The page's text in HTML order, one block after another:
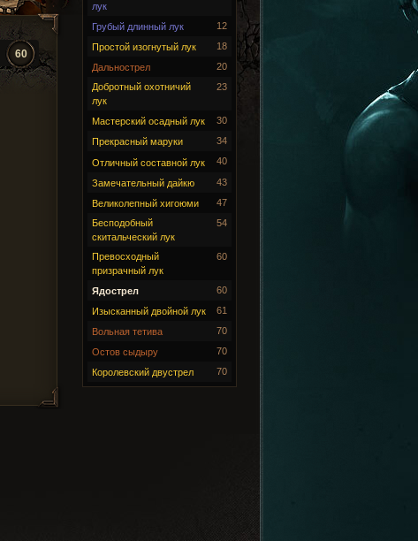
лук
Грубый длинный лук 12
Простой изогнутый лук 18
Дальнострел
20
Добротный охотничий
лук
23
Мастерский осадный лук 30
Прекрасный маруки 34
Отличный составной лук 40
Замечательный дайкю 43
Великолепный хигоюми
47
Бесподобный
скитальческий лук
54
Превосходный
призрачный лук
60
Ядострел 60
Изысканный двойной лук 61
Вольная тетива 70
Остов сыдыру 70
Королевский двустрел 70
60